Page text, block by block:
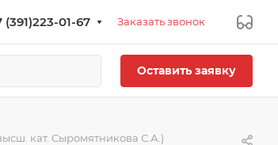
(391)223-01-67 Заказать звонок
Оставить заявку
кат. Сыромятникова С.А.)